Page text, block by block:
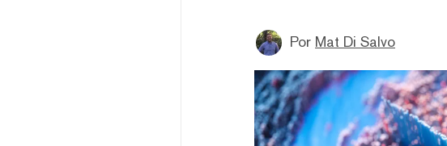
Por Mat Di Salvo